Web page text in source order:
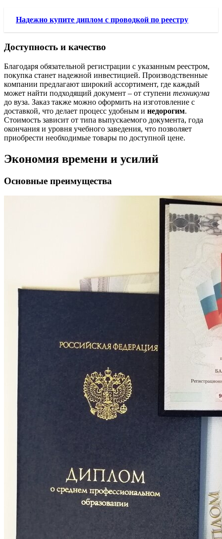
Надежно купите диплом с проводкой по реестру
Доступность и качество
Благодаря обязательной регистрации с указанным реестром,
покупка станет надежной инвестицией. Производственные
компании предлагают широкий ассортимент, где каждый
может найти подходящий документ – от ступени техникума
до вуза. Заказ также можно оформить на изготовление с
доставкой, что делает процесс удобным и недорогим.
Стоимость зависит от типа выпускаемого документа, года
окончания и уровня учебного заведения, что позволяет
приобрести необходимые товары по доступной цене.
Экономия времени и усилий
Основные преимущества